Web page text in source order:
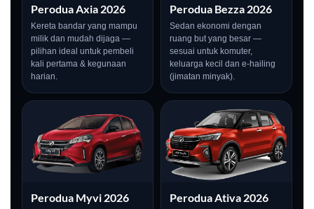
Perodua Axia 2026
Kereta bandar yang mampu
milik dan mudah dijaga —
pilihan ideal untuk pembeli
kali pertama & kegunaan
harian.
Perodua Bezza 2026
Sedan ekonomi dengan
ruang but yang besar —
sesuai untuk komuter,
keluarga kecil dan e-hailing
(jimatan minyak).
Perodua Myvi 2026 Perodua Ativa 2026